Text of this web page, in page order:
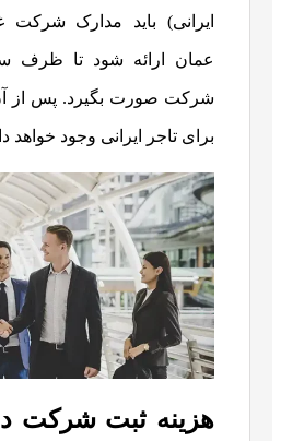
ایرانی) باید مدارک شرکت
عمان ارائه شود تا ظرف
شرکت صورت بگیرد. پس از آن
برای تاجر ایرانی وجود خواهد
هزینه ثبت شرکت